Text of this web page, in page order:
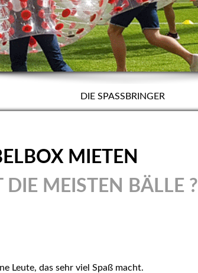
DIE SPASSBRINGER
MIETEN
DIE MEISTEN BÄLLE ?
Leute, das sehr viel Spaß macht.